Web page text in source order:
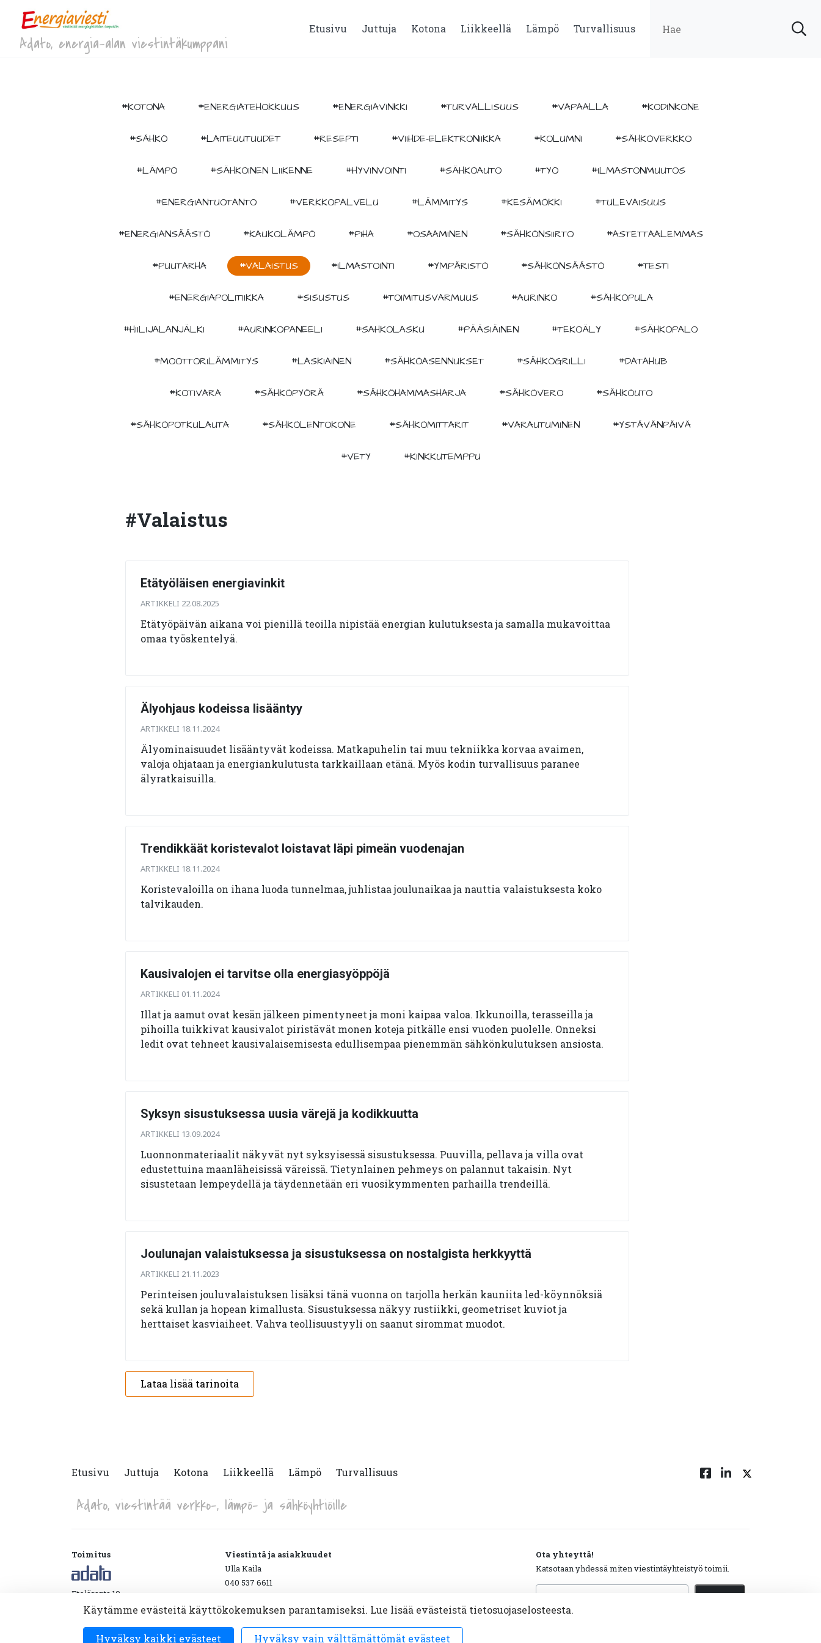
Adato, energia-alan viestintäkumppani
Etusivu Juttuja Kotona Liikkeellä Lämpö Turvallisuus
#KOTONA #ENERGIATEHOKKUUS #ENERGIAVINKKI #TURVALLISUUS #VAPAALLA #KODINKONE
#SÄHKÖ #LAITEUUTUUDET #RESEPTI #VIIHDE-ELEKTRONIIKKA #KOLUMNI #SÄHKÖVERKKO
#LÄMPÖ #SÄHKÖINEN LIIKENNE #HYVINVOINTI #SÄHKÖAUTO #TYÖ #ILMASTONMUUTOS
#ENERGIANTUOTANTO #VERKKOPALVELU #LÄMMITYS #KESÄMÖKKI #TULEVAISUUS
#ENERGIANSÄÄSTÖ #KAUKOLÄMPÖ #PIHA #OSAAMINEN #SÄHKÖNSIIRTO #ASTETTAALEMMAS
#PUUTARHA #VALAISTUS #ILMASTOINTI #YMPÄRISTÖ #SÄHKÖNSÄÄSTÖ #TESTI
#ENERGIAPOLITIIKKA #SISUSTUS #TOIMITUSVARMUUS #AURINKO #SÄHKÖPULA
#HIILIJALANJÄLKI #AURINKOPANEELI #SAHKOLASKU #PÄÄSIÄINEN #TEKOÄLY #SÄHKÖPALO
#MOOTTORILÄMMITYS #LASKIAINEN #SÄHKÖASENNUKSET #SÄHKÖGRILLI #DATAHUB
#KOTIVARA #SÄHKÖPYÖRÄ #SÄHKÖHAMMASHARJA #SÄHKÖVERO #SÄHKÖUTO
#SÄHKÖPOTKULAUTA #SÄHKÖLENTOKONE #SÄHKÖMITTARIT #VARAUTUMINEN #YSTÄVÄNPÄIVÄ
#VETY #KINKKUTEMPPU
#valaistus
Etätyöläisen energiavinkit
ARTIKKELI 22.08.2025
Etätyöpäivän aikana voi pienillä teoilla nipistää energian kulutuksesta ja samalla mukavoittaa
omaa työskentelyä.
Älyohjaus kodeissa lisääntyy
ARTIKKELI 18.11.2024
Älyominaisuudet lisääntyvät kodeissa. Matkapuhelin tai muu tekniikka korvaa avaimen,
valoja ohjataan ja energiankulutusta tarkkaillaan etänä. Myös kodin turvallisuus paranee
älyratkaisuilla.
Trendikkäät koristevalot loistavat läpi pimeän vuodenajan
ARTIKKELI 18.11.2024
Koristevaloilla on ihana luoda tunnelmaa, juhlistaa joulunaikaa ja nauttia valaistuksesta koko
talvikauden.
Kausivalojen ei tarvitse olla energiasyöppöjä
ARTIKKELI 01.11.2024
Illat ja aamut ovat kesän jälkeen pimentyneet ja moni kaipaa valoa. Ikkunoilla, terasseilla ja
pihoilla tuikkivat kausivalot piristävät monen koteja pitkälle ensi vuoden puolelle. Onneksi
ledit ovat tehneet kausivalaisemisesta edullisempaa pienemmän sähkönkulutuksen ansiosta.
Syksyn sisustuksessa uusia värejä ja kodikkuutta
ARTIKKELI 13.09.2024
Luonnonmateriaalit näkyvät nyt syksyisessä sisustuksessa. Puuvilla, pellava ja villa ovat
edustettuina maanläheisissä väreissä. Tietynlainen pehmeys on palannut takaisin. Nyt
sisustetaan lempeydellä ja täydennetään eri vuosikymmenten parhailla trendeillä.
Joulunajan valaistuksessa ja sisustuksessa on nostalgista herkkyyttä
ARTIKKELI 21.11.2023
Perinteisen jouluvalaistuksen lisäksi tänä vuonna on tarjolla herkän kauniita led-köynnöksiä
sekä kullan ja hopean kimallusta. Sisustuksessa näkyy rustiikki, geometriset kuviot ja
herttaiset kasviaiheet. Vahva teollisuustyyli on saanut sirommat muodot.
Lataa lisää tarinoita
Etusivu Juttuja Kotona Liikkeellä Lämpö Turvallisuus
Adato, viestintää verkko-, lämpö- ja sähköyhtiöille
Toimitus
Eteläranta 10
00130 Helsinki
Viestintä ja asiakkuudet
Ulla Kaila
040 537 6611
Ota yhteyttä!
Katsotaan yhdessä miten viestintäyhteistyö toimii.
Sähköpostiosoite
*
Tilaa
Käytämme evästeitä käyttökokemuksen parantamiseksi. Lue lisää evästeistä tietosuojaselosteesta.
Hyväksy kaikki evästeet Hyväksy vain välttämättömät evästeet